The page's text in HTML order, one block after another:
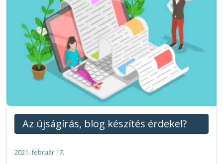
Az újságírás, blog készítés érdekel?
2021. február 17.